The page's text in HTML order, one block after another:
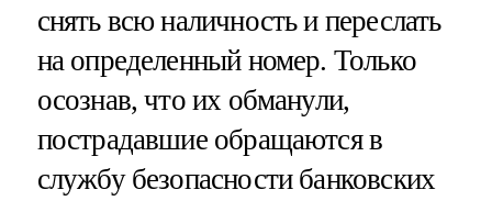
снять всю наличность и переслать
на определенный номер. Только
осознав, что их обманули,
пострадавшие обращаются в
службу безопасности банковских